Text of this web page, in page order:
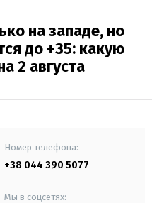
на западе, но
до +35: какую
2 августа
Номер телефона:
+38 044 390 5077
Мы в соцсетях: